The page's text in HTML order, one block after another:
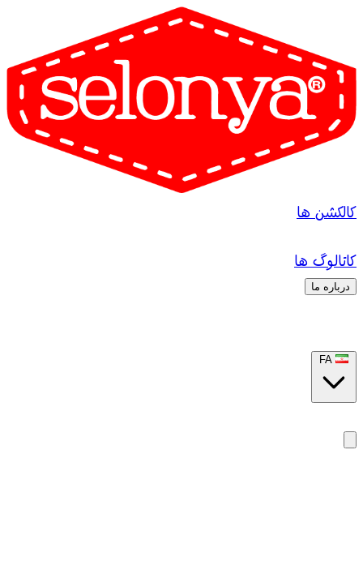
کالکشن ها
کاتالوگ ها
درباره ما